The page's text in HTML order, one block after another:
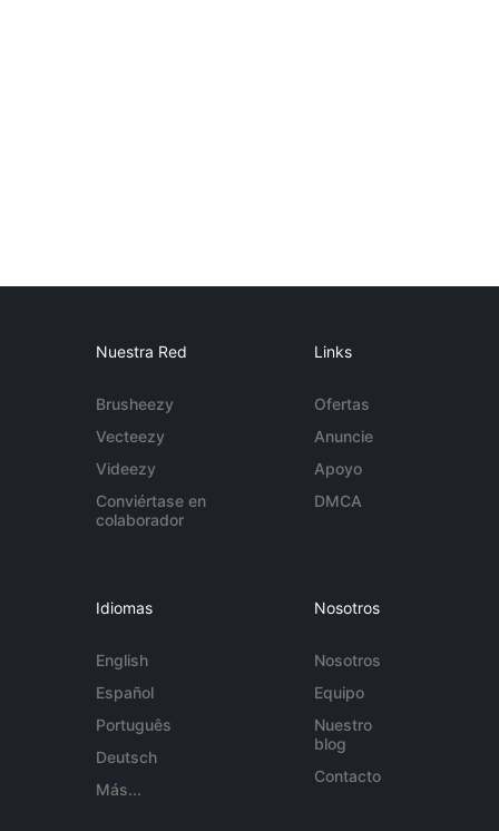
Nuestra Red
Brusheezy
Vecteezy
Videezy
Conviértase en
colaborador
Links
Ofertas
Anuncie
Apoyo
DMCA
Idiomas
English
Español
Português
Deutsch
Más...
Nosotros
Nosotros
Equipo
Nuestro
blog
Contacto